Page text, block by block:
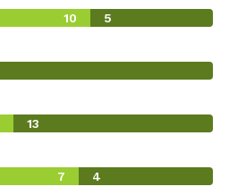
10 5
13
7 4